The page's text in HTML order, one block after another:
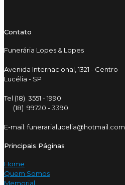
Contato
Funerária Lopes & Lopes
Avenida Internacional, 1321 - Centro
Lucélia - SP
Tel (18) 3551 - 1990
(18) 99720 - 3390
E-mail: funerarialucelia@hotmail.com
Principais Páginas
Home
Quem Somos
Memorial